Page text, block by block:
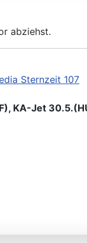
abziehst.
Sternzeit 107
KA-Jet